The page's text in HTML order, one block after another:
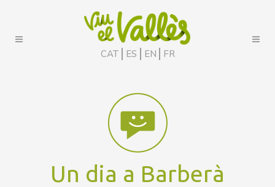
CAT ES EN FR
Un dia a Barberà